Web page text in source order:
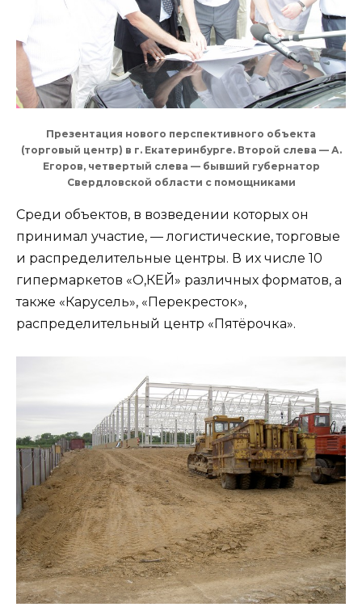
Презентация нового перспективного объекта
(торговый центр) в г. Екатеринбурге. Второй слева — А.
Егоров, четвертый слева — бывший губернатор
Свердловской области с помощниками
Среди объектов, в возведении которых он
принимал участие, — логистические, торговые
и распределительные центры. В их числе 10
гипермаркетов «О,КЕЙ» различных форматов, а
также «Карусель», «Перекресток»,
распределительный центр «Пятёрочка».